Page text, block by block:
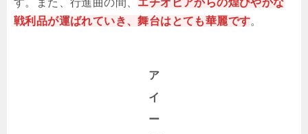
戦利品が運ばれていき、舞台はとても華麗です。
ア
イ
ー